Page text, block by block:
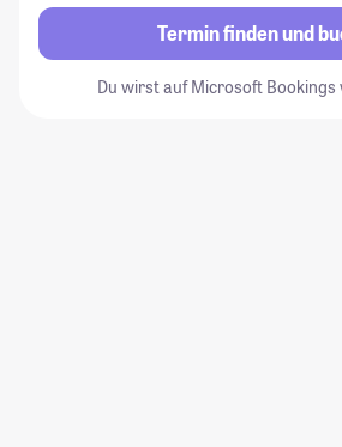
Termin finden und
Du wirst auf Microsoft Bookings